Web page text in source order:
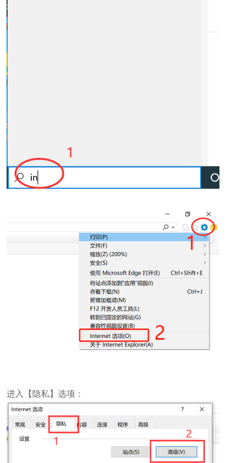
进入【隐私】选项：